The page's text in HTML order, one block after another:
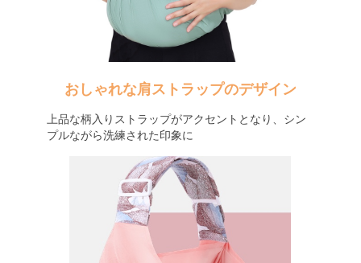
おしゃれな肩ストラップのデザイン
上品な柄入りストラップがアクセントとなり、シン
プルながら洗練された印象に